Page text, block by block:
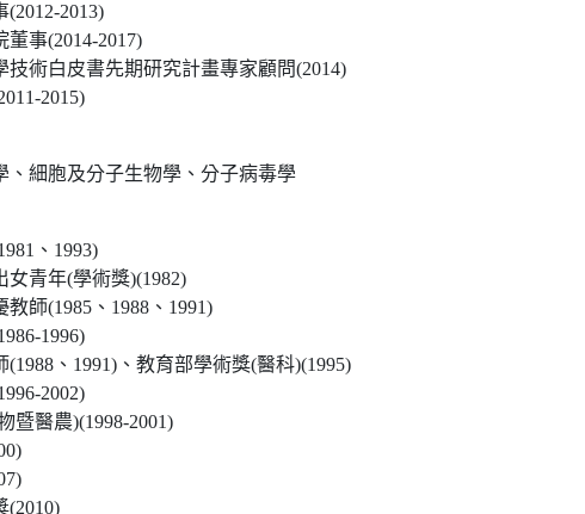
2013)
事(2014-2017)
技術白皮書先期研究計畫專家顧問(2014)
2015)
、細胞及分子生物學、分子病毒學
、1993)
女青年(學術獎)(1982)
師(1985、1988、1991)
1996)
、1991)、教育部學術獎(醫科)(1995)
2002)
暨醫農)(1998-2001)
(2010)